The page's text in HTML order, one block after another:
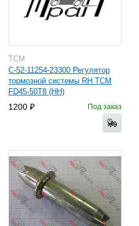
TCM
C-52-11254-23300 Регулятор
тормозной системы RH TCM
FD45-50T8 (HH)
1200 Под заказ